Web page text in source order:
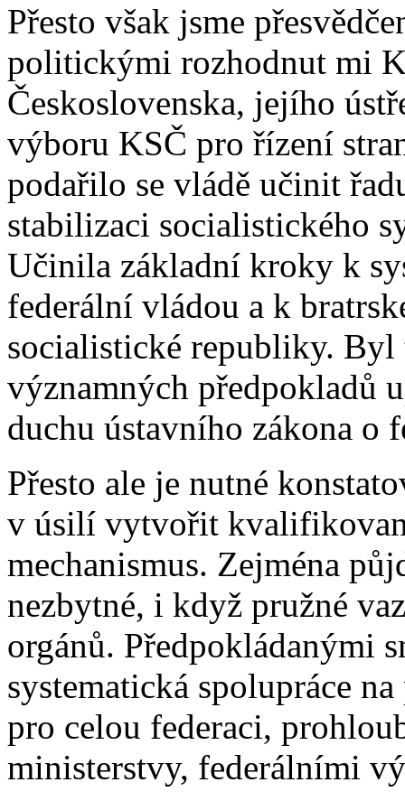
Přesto však jsme
politickými rozhodnut mi
Československa, jejího
výboru KSČ pro řízení
podařilo se vládě učinit
stabilizaci socialistického
Učinila základní kroky k
federální vládou a k
socialistické republiky.
významných předpokladů
duchu ústavního zákona o
Přesto ale je nutné
v úsilí vytvořit
mechanismus. Zejména
nezbytné, i když pružné
orgánů. Předpokládanými
systematická spolupráce
pro celou federaci,
ministerstvy, federálními